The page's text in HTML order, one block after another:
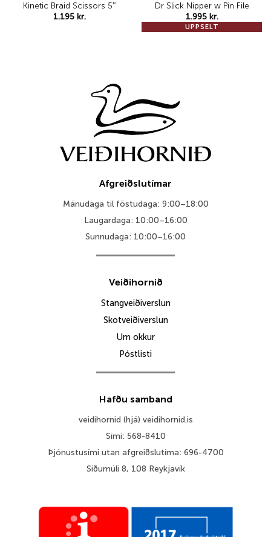
Kinetic Braid Scissors 5″
1.195 kr.
UPPSELT
Dr Slick Nipper w Pin File
1.995 kr.
Afgreiðslutímar
Mánudaga til föstudaga: 9:00–18:00
Laugardaga: 10:00–16:00
Sunnudaga: 10:00–16:00
Veiðihornið
Stangveiðiverslun
Skotveiðiverslun
Um okkur
Póstlisti
Hafðu samband
veidihornid (hjá) veidihornid.is
Sími: 568-8410
Þjónustusími utan afgreiðslutíma: 696-4700
Síðumúli 8, 108 Reykjavík